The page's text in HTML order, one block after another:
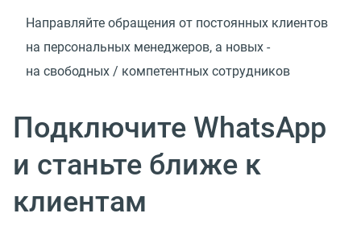
Направляйте обращения от постоянных клиентов
на персональных менеджеров, а новых -
на свободных / компетентных сотрудников
Подключите WhatsApp
и станьте ближе к
клиентам